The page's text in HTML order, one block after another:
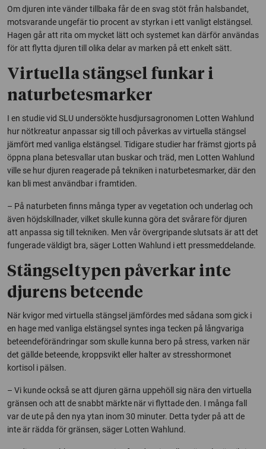
Om djuren inte vänder tillbaka får de en svag stöt från halsbandet,
motsvarande ungefär tio procent av styrkan i ett vanligt elstängsel.
Hagen går att rita om mycket lätt och systemet kan därför användas
för att flytta djuren till olika delar av marken på ett enkelt sätt.
Virtuella stängsel funkar i
naturbetesmarker
I en studie vid SLU undersökte husdjursagronomen Lotten Wahlund
hur nötkreatur anpassar sig till och påverkas av virtuella stängsel
jämfört med vanliga elstängsel. Tidigare studier har främst gjorts på
öppna plana betesvallar utan buskar och träd, men Lotten Wahlund
ville se hur djuren reagerade på tekniken i naturbetesmarker, där den
kan bli mest användbar i framtiden.
– På naturbeten finns många typer av vegetation och underlag och
även höjdskillnader, vilket skulle kunna göra det svårare för djuren
att anpassa sig till tekniken. Men vår övergripande slutsats är att det
fungerade väldigt bra, säger Lotten Wahlund i ett pressmeddelande.
Stängseltypen påverkar inte
djurens beteende
När kvigor med virtuella stängsel jämfördes med sådana som gick i
en hage med vanliga elstängsel syntes inga tecken på långvariga
beteendeförändringar som skulle kunna bero på stress, varken när
det gällde beteende, kroppsvikt eller halter av stresshormonet
kortisol i pälsen.
– Vi kunde också se att djuren gärna uppehöll sig nära den virtuella
gränsen och att de snabbt märkte när vi flyttade den. I många fall
var de ute på den nya ytan inom 30 minuter. Detta tyder på att de
inte är rädda för gränsen, säger Lotten Wahlund.